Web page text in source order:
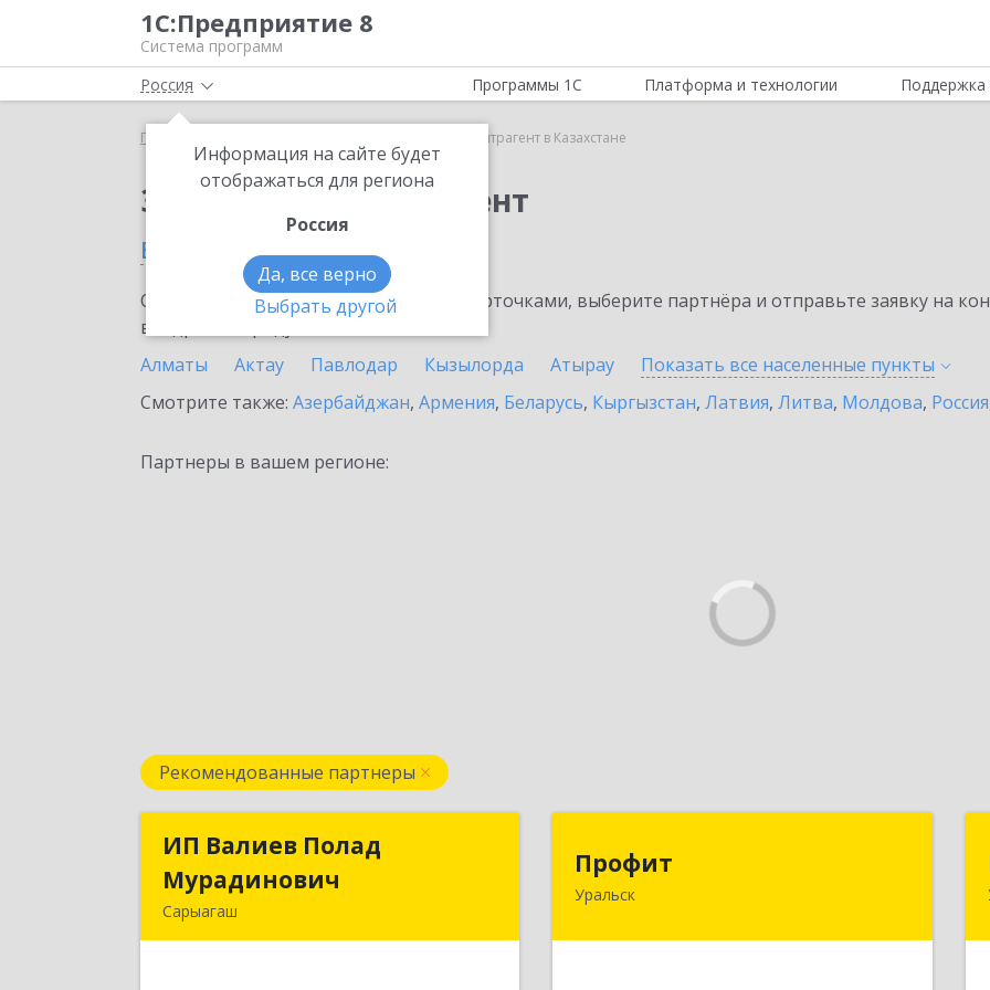
1С:Предприятие 8
Система программ
Россия
Информация на сайте будет
отображаться для региона
Россия
Да, все верно
Выбрать другой
Программы 1С Платформа и технологии Поддержка
Главная 1С:Контрагент в Казахстане
Заказать 1С:Контрагент
в Казахстане
Ознакомьтесь с информационными карточками, выберите партнёра и отправьте заявку на
внедрение продукта.
Алматы
Актау Павлодар Кызылорда Атырау Показать все населенные пункты
Смотрите также: Азербайджан, Армения, Беларусь, Кыргызстан, Латвия, Литва, Молдова, Россия
Партнеры в вашем регионе:
Рекомендованные партнеры
ИП Валиев Полад
Мурадинович
Сарыагаш
ИП Валиев Полад
Мурадинович
Профит
Уральск090000 ЗКО М.Маметовой, д.50/1,